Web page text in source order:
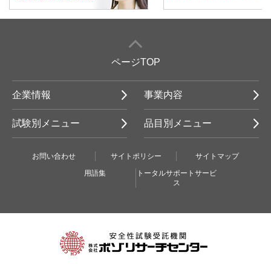
ページTOP
企業情報 事業内容
試験別メニュー 品目別メニュー
お問い合わせ サイトポリシー
サイトマップ
用語集
トータルサポートサービ
ス